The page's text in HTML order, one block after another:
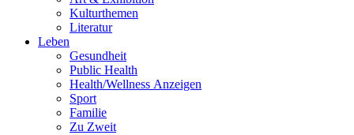
Kulturthemen
Literatur
Leben
Gesundheit
Public Health
Health/Wellness Anzeigen
Sport
Familie
Zu Zweit